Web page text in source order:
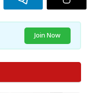
Join Now